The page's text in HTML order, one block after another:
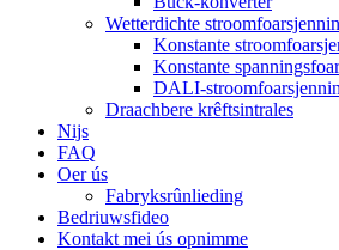
Wetterdichte
Konstante
Konstante
DALI-
Draachbere krêftsintrales
Nijs
FAQ
Oer ús
Fabryksrûnlieding
Bedriuwsfideo
Kontakt mei ús opnimme